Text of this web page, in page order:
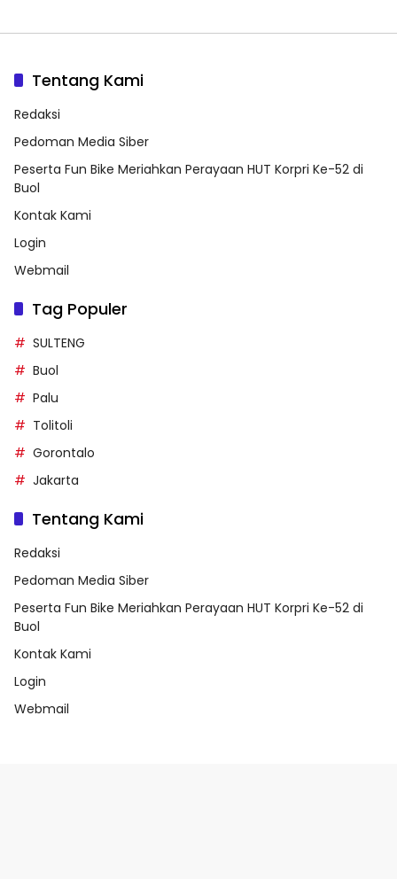
Tentang Kami
Redaksi
Pedoman Media Siber
Peserta Fun Bike Meriahkan Perayaan HUT Korpri Ke-52 di
Buol
Kontak Kami
Login
Webmail
Tag Populer
SULTENG
Buol
Palu
Tolitoli
Gorontalo
Jakarta
Tentang Kami
Redaksi
Pedoman Media Siber
Peserta Fun Bike Meriahkan Perayaan HUT Korpri Ke-52 di
Buol
Kontak Kami
Login
Webmail